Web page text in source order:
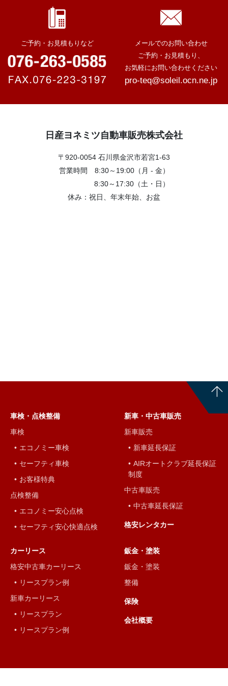
ご予約・お見積もりなど
メールでのお問い合わせ
ご予約・お見積もり、
お気軽にお問い合わせください
pro-teq@soleil.ocn.ne.jp
日産ヨネミツ自動車販売株式会社
〒920-0054 石川県金沢市若宮1-63
営業時間 8:30～19:00（月 - 金）
8:30～17:30（土・日）
休み：祝日、年末年始、お盆
車検・点検整備
車検
エコノミー車検
セーフティ車検
お客様特典
点検整備
エコノミー安心点検
セーフティ安心快適点検
新車・中古車販売
新車販売
新車延長保証
AIRオートクラブ延長保証
制度
中古車販売
中古車延長保証
格安レンタカー
カーリース
格安中古車カーリース
リースプラン例
新車カーリース
リースプラン
リースプラン例
鈑金・塗装
鈑金・塗装
整備
保険
会社概要